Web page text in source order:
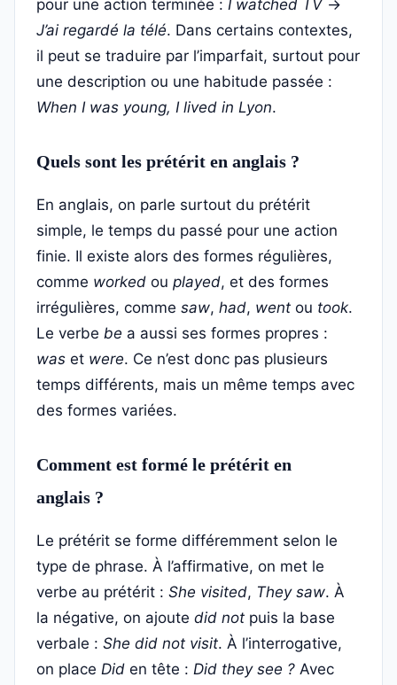
pour une action terminée : I watched TV →
J’ai regardé la télé. Dans certains contextes,
il peut se traduire par l’imparfait, surtout pour
une description ou une habitude passée :
When I was young, I lived in Lyon.
Quels sont les prétérit en anglais ?
En anglais, on parle surtout du prétérit
simple, le temps du passé pour une action
finie. Il existe alors des formes régulières,
comme worked ou played, et des formes
irrégulières, comme saw, had, went ou took.
Le verbe be a aussi ses formes propres :
was et were. Ce n’est donc pas plusieurs
temps différents, mais un même temps avec
des formes variées.
Comment est formé le prétérit en
anglais ?
Le prétérit se forme différemment selon le
type de phrase. À l’affirmative, on met le
verbe au prétérit : She visited, They saw. À
la négative, on ajoute did not puis la base
verbale : She did not visit. À l’interrogative,
on place Did en tête : Did they see ? Avec